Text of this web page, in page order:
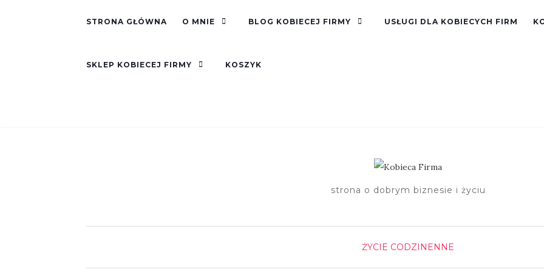
STRONA GŁÓWNA O MNIE BLOG KOBIECEJ FIRMY USŁUGI DLA KOBIECYCH FIRM
SKLEP KOBIECEJ FIRMY KOSZYK
strona o dobrym biznesie i życiu
ŻYCIE CODZINENNE